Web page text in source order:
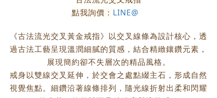
點我詢價： LINE@
《古法流光交叉黃金戒指》以交叉線條為設計核心，透
過古法工藝呈現溫潤細膩的質感，結合精緻鑲鑽元素，
展現簡約卻不失層次的精品風格。
戒身以雙線交叉延伸，於交會之處點綴主石，形成自然
視覺焦點。細鑽沿著線條排列，隨光線折射出柔和閃耀